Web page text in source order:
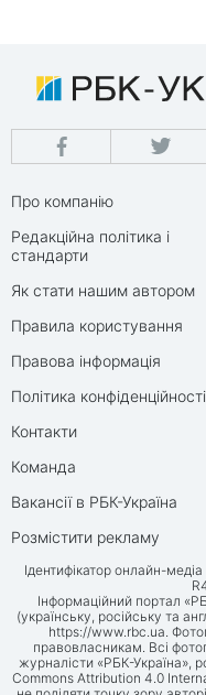
Про компанію
Редакційна політика і
стандарти
Як стати нашим автором
Правила користування
Правова інформація
Політика конфіденційності
Контакти
Команда
Вакансії в РБК-Україна
Розмістити рекламу
Ідентифікатор онлайн-
Інформаційний портал
(українську, російську та
https://www.rbc.ua.
правовласникам. Всі
журналісти «РБК-Україна»,
Commons Attribution 4.0